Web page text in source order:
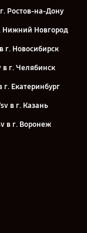
Ростов-на-Дону
Нижний Новгород
г. Новосибирск
в г. Челябинск
Екатеринбург
в г. Казань
в г. Воронеж
в г. Киров